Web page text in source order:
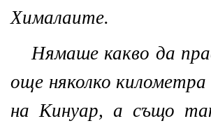
Хималаите.
Нямаше какво да
още няколко
на Кинуар, а също